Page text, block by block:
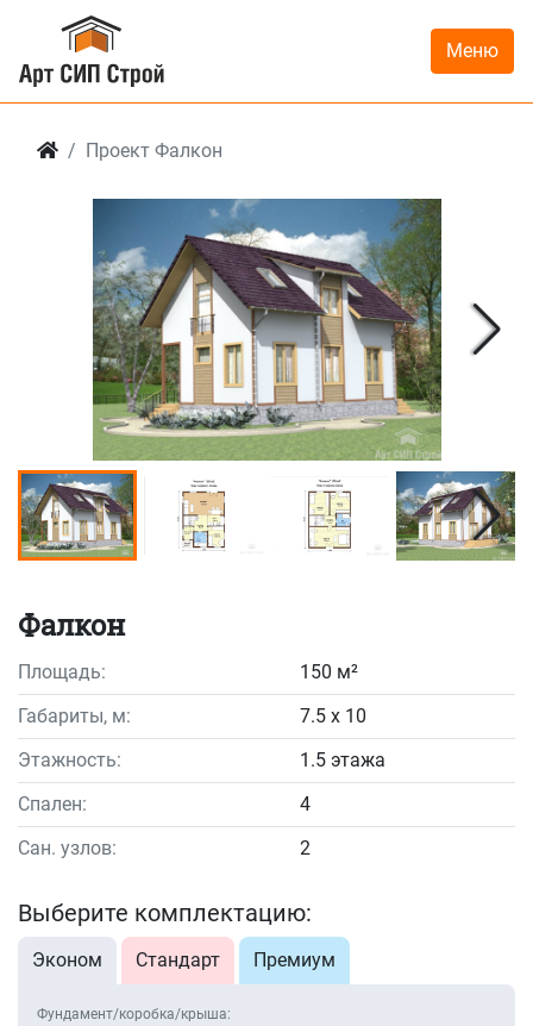
Меню
Проект Фалкон
Фалкон
Площадь:
150 м²
Габариты, м:
7.5 x 10
Этажность:
1.5 этажа
Спален:
4
Сан. узлов:
2
Выберите комплектацию:
Эконом Стандарт Премиум
Фундамент/коробка/крыша: